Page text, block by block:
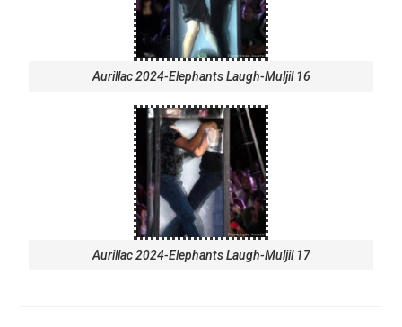
Aurillac 2024-Elephants Laugh-Muljil 16
Aurillac 2024-Elephants Laugh-Muljil 17